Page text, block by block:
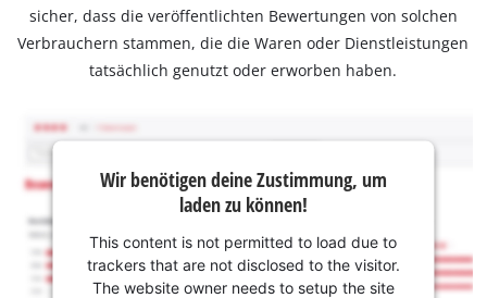
sicher, dass die veröffentlichten Bewertungen von solchen
Verbrauchern stammen, die die Waren oder Dienstleistungen
tatsächlich genutzt oder erworben haben.
Wir benötigen deine Zustimmung, um
laden zu können!
This content is not permitted to load due to
trackers that are not disclosed to the visitor.
The website owner needs to setup the site